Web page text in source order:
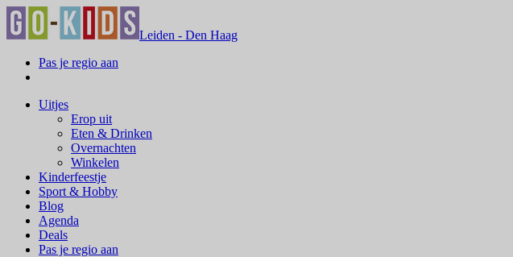
Leiden - Den Haag
Pas je regio aan
Uitjes
Erop uit
Eten & Drinken
Overnachten
Winkelen
Kinderfeestje
Sport & Hobby
Blog
Agenda
Deals
Pas je regio aan